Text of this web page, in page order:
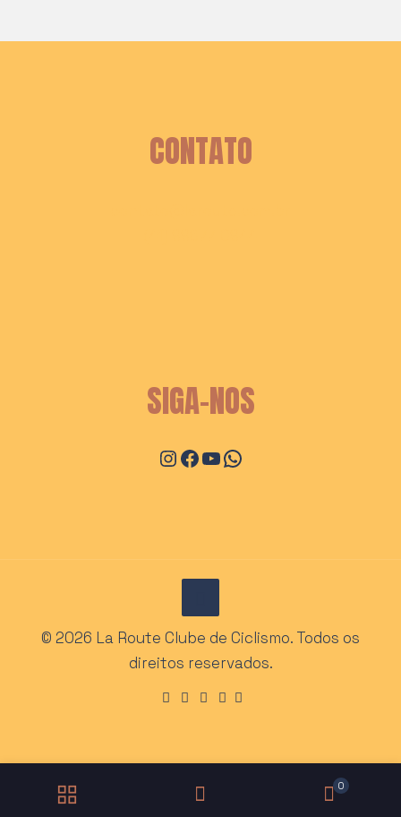
CONTATO
SIGA-NOS
Instagram
Facebook
Youtube
WhatsApp
© 2026 La Route Clube de Ciclismo. Todos os
direitos reservados.
0